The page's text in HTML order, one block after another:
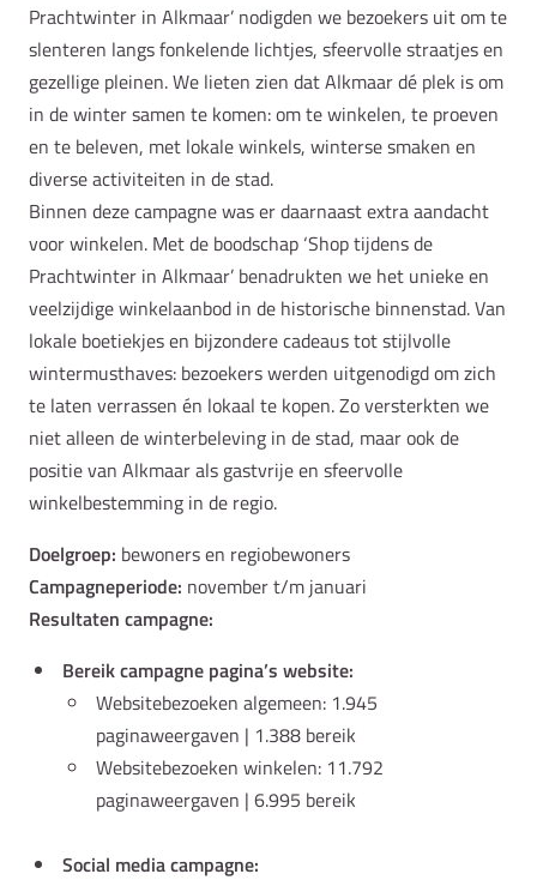
Prachtwinter in Alkmaar’ nodigden we bezoekers uit om te
slenteren langs fonkelende lichtjes, sfeervolle straatjes en
gezellige pleinen. We lieten zien dat Alkmaar dé plek is om
in de winter samen te komen: om te winkelen, te proeven
en te beleven, met lokale winkels, winterse smaken en
diverse activiteiten in de stad.
Binnen deze campagne was er daarnaast extra aandacht
voor winkelen. Met de boodschap ‘Shop tijdens de
Prachtwinter in Alkmaar’ benadrukten we het unieke en
veelzijdige winkelaanbod in de historische binnenstad. Van
lokale boetiekjes en bijzondere cadeaus tot stijlvolle
wintermusthaves: bezoekers werden uitgenodigd om zich
te laten verrassen én lokaal te kopen. Zo versterkten we
niet alleen de winterbeleving in de stad, maar ook de
positie van Alkmaar als gastvrije en sfeervolle
winkelbestemming in de regio.
Doelgroep: bewoners en regiobewoners
Campagneperiode: november t/m januari
Resultaten campagne:
Bereik campagne pagina’s website:
Websitebezoeken algemeen: 1.945
paginaweergaven | 1.388 bereik
Websitebezoeken winkelen: 11.792
paginaweergaven | 6.995 bereik
Social media campagne: